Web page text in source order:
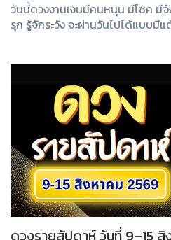
วันนี้ดวงงานเงินมีคนหนุน มีโชค มี
รุก รู้จักระวัง จะผ่านวันไปได้แบบมี
ดวงรายสัปดาห์ วันที่ 9–15